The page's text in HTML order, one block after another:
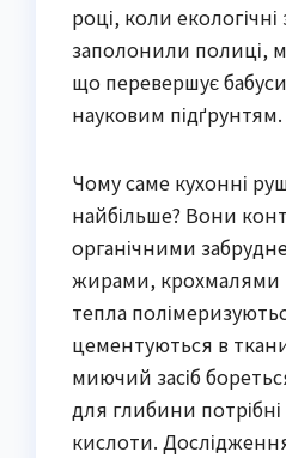
році, коли екологічні
заполонили полиці,
що перевершує
науковим підґрунтям.
Чому саме кухонні
найбільше? Вони
органічними
жирами, крохмалями
тепла
цементуються в
миючий засіб
для глибини
кислоти.